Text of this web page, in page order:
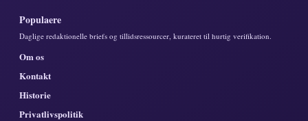
Populaere
Daglige redaktionelle briefs og tillidsressourcer, kurateret til hurtig verifikation.
Om os
Kontakt
Historie
Privatlivspolitik